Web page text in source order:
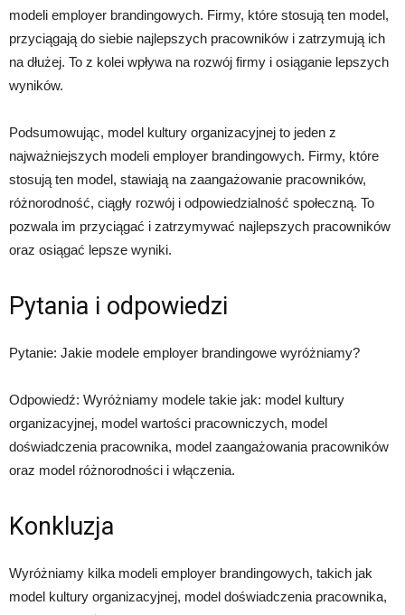
modeli employer brandingowych. Firmy, które stosują ten model,
przyciągają do siebie najlepszych pracowników i zatrzymują ich
na dłużej. To z kolei wpływa na rozwój firmy i osiąganie lepszych
wyników.
Podsumowując, model kultury organizacyjnej to jeden z
najważniejszych modeli employer brandingowych. Firmy, które
stosują ten model, stawiają na zaangażowanie pracowników,
różnorodność, ciągły rozwój i odpowiedzialność społeczną. To
pozwala im przyciągać i zatrzymywać najlepszych pracowników
oraz osiągać lepsze wyniki.
Pytania i odpowiedzi
Pytanie: Jakie modele employer brandingowe wyróżniamy?
Odpowiedź: Wyróżniamy modele takie jak: model kultury
organizacyjnej, model wartości pracowniczych, model
doświadczenia pracownika, model zaangażowania pracowników
oraz model różnorodności i włączenia.
Konkluzja
Wyróżniamy kilka modeli employer brandingowych, takich jak
model kultury organizacyjnej, model doświadczenia pracownika,